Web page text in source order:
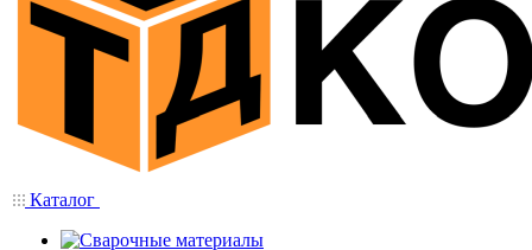
Каталог